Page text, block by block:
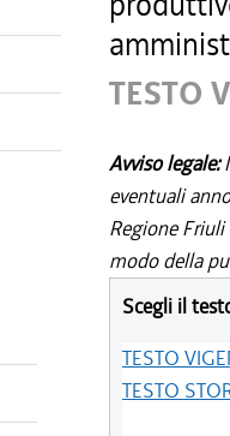
TESTO
Avviso legale:
eventuali
Regione
modo della
Scegli il
TESTO
TESTO